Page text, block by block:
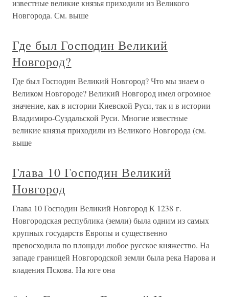
известные великие князья приходили из Великого
Новгорода. См. выше
Где был Господин Великий
Новгород?
Где был Господин Великий Новгород? Что мы знаем о
Великом Новгороде? Великий Новгород имел огромное
значение, как в истории Киевской Руси, так и в истории
Владимиро-Суздальской Руси. Многие известные
великие князья приходили из Великого Новгорода (см.
выше
Глава 10 Господин Великий
Новгород
Глава 10 Господин Великий Новгород К 1238 г.
Новгородская республика (земли) была одним из самых
крупных государств Европы и существенно
превосходила по площади любое русское княжество. На
западе границей Новгородской земли была река Нарова и
владения Пскова. На юге она